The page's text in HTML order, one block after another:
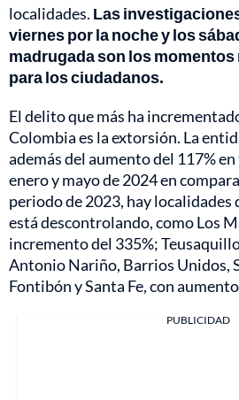
localidades. Las
viernes por la noche y los
madrugada son los
para los ciudadanos.
El delito que más ha
Colombia es la extorsión. La
además del aumento del 117%
enero y mayo de 2024 en
periodo de 2023, hay localidades
está descontrolando, como Los
incremento del 335%;
Antonio Nariño, Barrios Unidos,
Fontibón y Santa Fe, con
PUBLICIDAD